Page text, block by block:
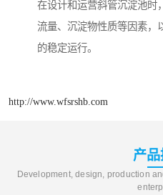
在设计和运营斜管沉淀池时
流量、沉淀物性质等因素，
的稳定运行。
http://www.wfsrshb.com
产
Development, design, production